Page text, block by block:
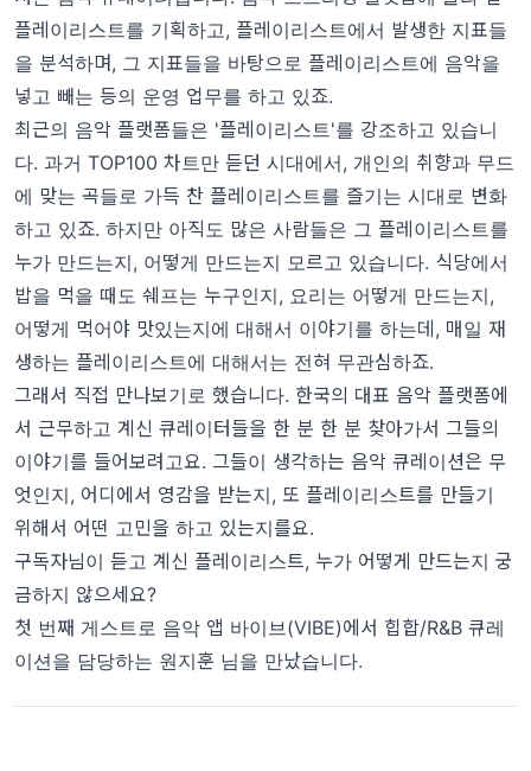
플레이리스트를 기획하고, 플레이리스트에서 발생한 지표들
을 분석하며, 그 지표들을 바탕으로 플레이리스트에 음악을
넣고 빼는 등의 운영 업무를 하고 있죠.
최근의 음악 플랫폼들은 '플레이리스트'를 강조하고 있습니
다. 과거 TOP100 차트만 듣던 시대에서, 개인의 취향과 무드
에 맞는 곡들로 가득 찬 플레이리스트를 즐기는 시대로 변화
하고 있죠. 하지만 아직도 많은 사람들은 그 플레이리스트를
누가 만드는지, 어떻게 만드는지 모르고 있습니다. 식당에서
밥을 먹을 때도 쉐프는 누구인지, 요리는 어떻게 만드는지,
어떻게 먹어야 맛있는지에 대해서 이야기를 하는데, 매일 재
생하는 플레이리스트에 대해서는 전혀 무관심하죠.
그래서 직접 만나보기로 했습니다. 한국의 대표 음악 플랫폼에
서 근무하고 계신 큐레이터들을 한 분 한 분 찾아가서 그들의
이야기를 들어보려고요. 그들이 생각하는 음악 큐레이션은 무
엇인지, 어디에서 영감을 받는지, 또 플레이리스트를 만들기
위해서 어떤 고민을 하고 있는지를요.
구독자님이 듣고 계신 플레이리스트, 누가 어떻게 만드는지 궁
금하지 않으세요?
첫 번째 게스트로 음악 앱 바이브(VIBE)에서 힙합/R&B 큐레
이션을 담당하는 원지훈 님을 만났습니다.